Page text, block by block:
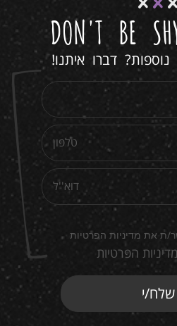
DON'T BE
דברו איתנו!
ת את מדיניות הפרטיות
הפרטיות